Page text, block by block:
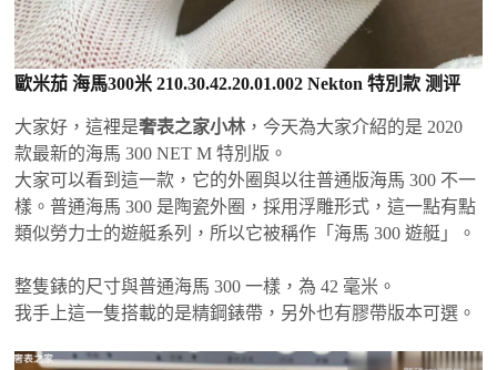
歐米茄 海馬300米 210.30.42.20.01.002 Nekton 特別款 测评
大家好，這裡是奢表之家小林 ，今天為大家介紹的是 2020
款最新的海馬 300 NET M 特別版。
大家可以看到這一款，它的外圈與以往普通版海馬 300 不一
樣。普通海馬 300 是陶瓷外圈，採用浮雕形式，這一點有點
類似勞力士的遊艇系列，所以它被稱作「海馬 300 遊艇」。
整隻錶的尺寸與普通海馬 300 一樣，為 42 毫米。
我手上這一隻搭載的是精鋼錶帶，另外也有膠帶版本可選。